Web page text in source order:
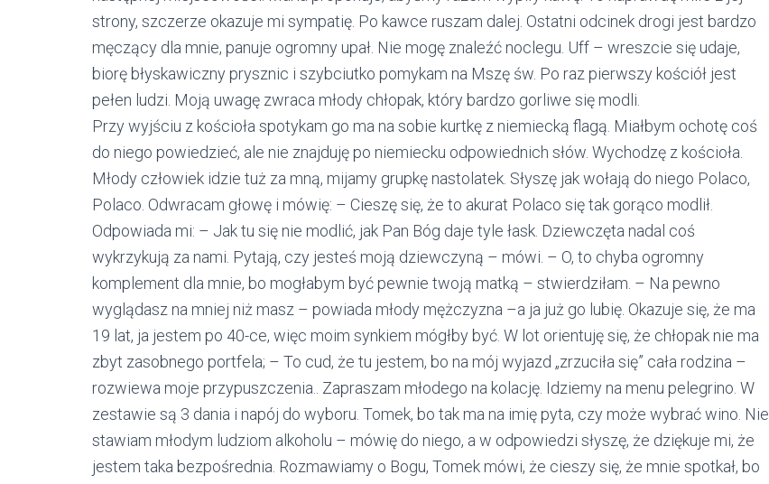
strony, szczerze okazuje mi sympatię. Po kawce ruszam dalej. Ostatni odcinek drogi jest bardzo
męczący dla mnie, panuje ogromny upał. Nie mogę znaleźć noclegu. Uff – wreszcie się udaje,
biorę błyskawiczny prysznic i szybciutko pomykam na Mszę św. Po raz pierwszy kościół jest
pełen ludzi. Moją uwagę zwraca młody chłopak, który bardzo gorliwe się modli.
Przy wyjściu z kościoła spotykam go ma na sobie kurtkę z niemiecką flagą. Miałbym ochotę coś
do niego powiedzieć, ale nie znajduję po niemiecku odpowiednich słów. Wychodzę z kościoła.
Młody człowiek idzie tuż za mną, mijamy grupkę nastolatek. Słyszę jak wołają do niego Polaco,
Polaco. Odwracam głowę i mówię: – Cieszę się, że to akurat Polaco się tak gorąco modlił.
Odpowiada mi: – Jak tu się nie modlić, jak Pan Bóg daje tyle łask. Dziewczęta nadal coś
wykrzykują za nami. Pytają, czy jesteś moją dziewczyną – mówi. – O, to chyba ogromny
komplement dla mnie, bo mogłabym być pewnie twoją matką – stwierdziłam. – Na pewno
wyglądasz na mniej niż masz – powiada młody mężczyzna –a ja już go lubię. Okazuje się, że ma
19 lat, ja jestem po 40-ce, więc moim synkiem mógłby być. W lot orientuję się, że chłopak nie ma
zbyt zasobnego portfela; – To cud, że tu jestem, bo na mój wyjazd „zrzuciła się” cała rodzina –
rozwiewa moje przypuszczenia.. Zapraszam młodego na kolację. Idziemy na menu pelegrino. W
zestawie są 3 dania i napój do wyboru. Tomek, bo tak ma na imię pyta, czy może wybrać wino. Nie
stawiam młodym ludziom alkoholu – mówię do niego, a w odpowiedzi słyszę, że dziękuje mi, że
jestem taka bezpośrednia. Rozmawiamy o Bogu, Tomek mówi, że cieszy się, że mnie spotkał, bo